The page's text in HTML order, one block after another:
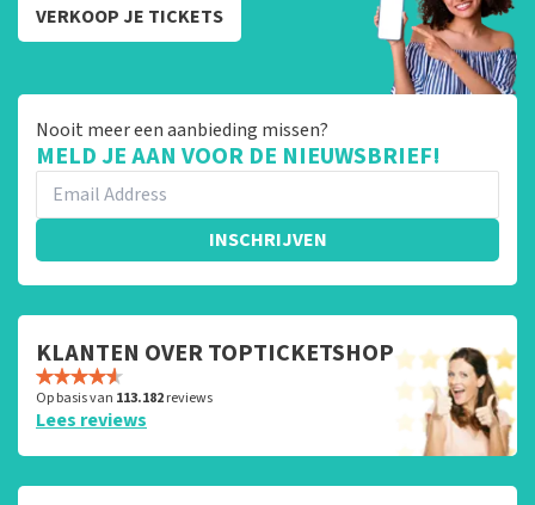
VERKOOP JE TICKETS
Nooit meer een aanbieding missen?
MELD JE AAN VOOR DE NIEUWSBRIEF!
INSCHRIJVEN
KLANTEN OVER TOPTICKETSHOP
Op basis van 113.182reviews
Lees reviews